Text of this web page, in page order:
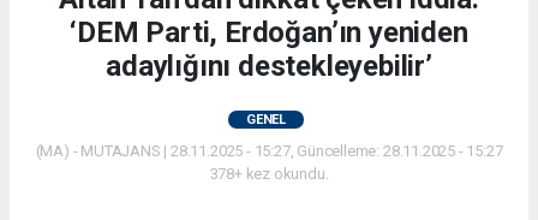
‘DEM Parti, Erdoğan’ın yeniden
adaylığını destekleyebilir’
GENEL
(MA) - MUTAJANS | 28.11.2025 - 15:27, Güncelleme: 28.11.2025 - 15:27
378+ kez okundu.